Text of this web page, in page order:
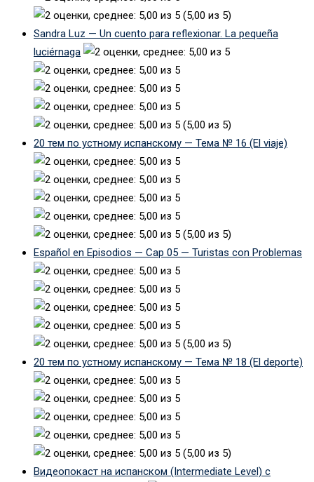
(5,00 из 5)
Sandra Luz — Un cuento para reflexionar. La pequeña
luciérnaga
(5,00 из 5)
20 тем по устному испанскому — Тема № 16 (El viaje)
(5,00 из 5)
Español en Episodios — Cap 05 — Turistas con Problemas
(5,00 из 5)
20 тем по устному испанскому — Тема № 18 (El deporte)
(5,00 из 5)
Видеопокаст на испанском (Intermediate Level) с